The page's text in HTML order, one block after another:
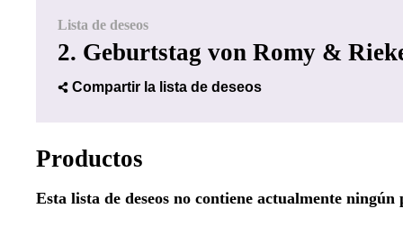
Lista de deseos
2. Geburtstag von Romy &
Compartir la lista de deseos
Productos
Esta lista de deseos no contiene actualmente ningún